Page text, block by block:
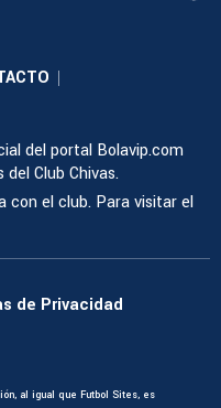
|
del portal Bolavip.com
Club Chivas.
con el club. Para visitar el
de Privacidad
al igual que Futbol Sites, es